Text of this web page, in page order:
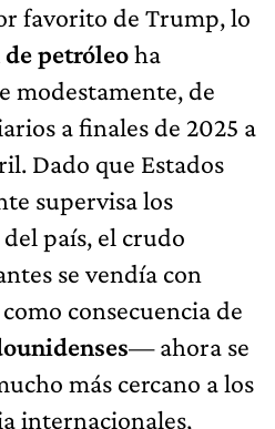
favorito de Trump, lo
petróleoha
modestamente, de
a finales de 2025 a
Dado que Estados
supervisa los
país, el crudo
se vendía con
consecuencia de
— ahora se
más cercano a los
internacionales,